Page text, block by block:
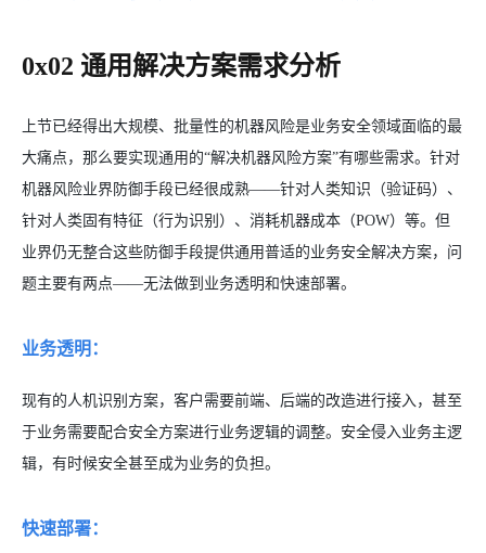
0x02 通用解决方案需求分析
上节已经得出大规模、批量性的机器风险是业务安全领域面临的最
大痛点，那么要实现通用的“解决机器风险方案”有哪些需求。针对
机器风险业界防御手段已经很成熟——针对人类知识（验证码）、
针对人类固有特征（行为识别）、消耗机器成本（POW）等。但
业界仍无整合这些防御手段提供通用普适的业务安全解决方案，问
题主要有两点——无法做到业务透明和快速部署。
业务透明：
现有的人机识别方案，客户需要前端、后端的改造进行接入，甚至
于业务需要配合安全方案进行业务逻辑的调整。安全侵入业务主逻
辑，有时候安全甚至成为业务的负担。
快速部署：